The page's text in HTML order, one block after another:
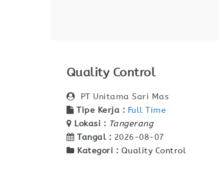
Quality Control
PT Unitama Sari Mas
Tipe Kerja : Full Time
Lokasi : Tangerang
Tangal : 2026-08-07
Kategori : Quality Control